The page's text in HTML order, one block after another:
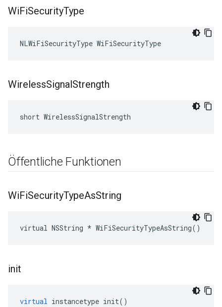
WiFiSecurityType
NLWiFiSecurityType WiFiSecurityType
WirelessSignalStrength
short WirelessSignalStrength
Öffentliche Funktionen
WiFiSecurityTypeAsString
virtual NSString * WiFiSecurityTypeAsString()
init
virtual instancetype init()